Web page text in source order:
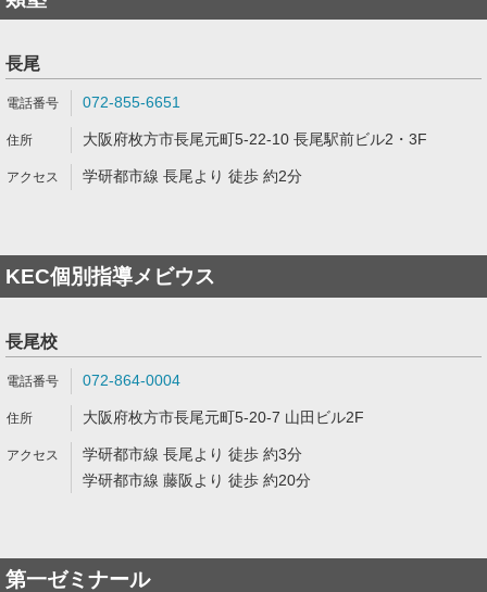
長尾
072-855-6651
大阪府枚方市長尾元町5-22-10 長尾駅前ビル2・3F
学研都市線 長尾より 徒歩 約2分
KEC個別指導メビウス
長尾校
072-864-0004
大阪府枚方市長尾元町5-20-7 山田ビル2F
学研都市線 長尾より 徒歩 約3分
学研都市線 藤阪より 徒歩 約20分
第一ゼミナール